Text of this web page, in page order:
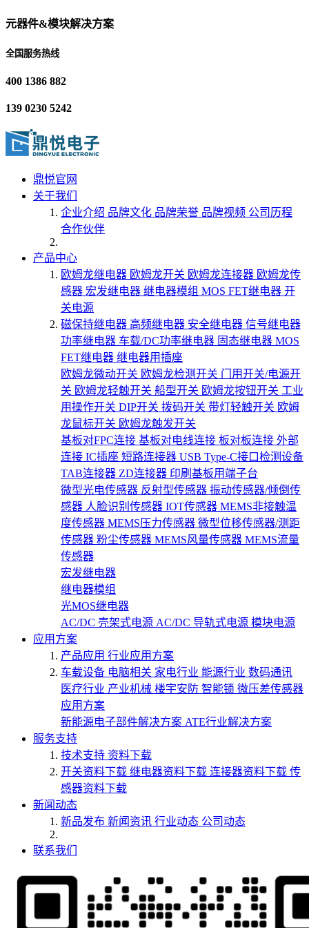
元器件&模块解决方案
全国服务热线
400 1386 882
139 0230 5242
鼎悦官网
关于我们
企业介绍 品牌文化 品牌荣誉 品牌视频 公司历程
合作伙伴
产品中心
欧姆龙继电器 欧姆龙开关 欧姆龙连接器 欧姆龙传
感器 宏发继电器 继电器模组 MOS FET继电器 开
关电源
磁保持继电器 高频继电器 安全继电器 信号继电器
功率继电器 车载/DC功率继电器 固态继电器 MOS
FET继电器 继电器用插座
欧姆龙微动开关 欧姆龙检测开关 门用开关/电源开
关 欧姆龙轻触开关 船型开关 欧姆龙按钮开关 工业
用操作开关 DIP开关 拨码开关 带灯轻触开关 欧姆
龙鼠标开关 欧姆龙触发开关
基板对FPC连接 基板对电线连接 板对板连接 外部
连接 IC插座 短路连接器 USB Type-C接口检测设备
TAB连接器 ZD连接器 印刷基板用端子台
微型光电传感器 反射型传感器 振动传感器/倾倒传
感器 人脸识别传感器 IOT传感器 MEMS非接触温
度传感器 MEMS压力传感器 微型位移传感器/测距
传感器 粉尘传感器 MEMS风量传感器 MEMS流量
传感器
宏发继电器
继电器模组
光MOS继电器
AC/DC 壳架式电源 AC/DC 导轨式电源 模块电源
应用方案
产品应用 行业应用方案
车载设备 电脑相关 家电行业 能源行业 数码通讯
医疗行业 产业机械 楼宇安防 智能锁 微压差传感器
应用方案
新能源电子部件解决方案 ATE行业解决方案
服务支持
技术支持 资料下载
开关资料下载 继电器资料下载 连接器资料下载 传
感器资料下载
新闻动态
新品发布 新闻资讯 行业动态 公司动态
联系我们